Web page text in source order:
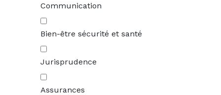
Communication
Bien-être sécurité et santé
Jurisprudence
Assurances